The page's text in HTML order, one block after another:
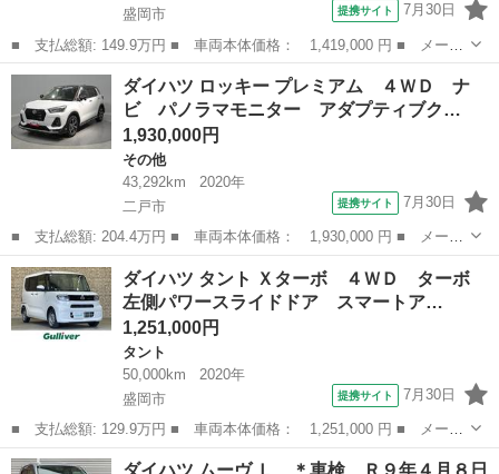
盛岡市
提携サイト 7月30日
■ 支払総額: 149.9万円 ■ 車両本体価格： 1,419,000 円 ■ メーカ
ー名： ダイハツ ■ 車種名： タフト ■ グレード名： Ｇ ガラ
スルーフ ４ＷＤ 衝突軽減 禁煙車 ナビ バックカメラ ＥＴ
Ｃ Ｂｌｕ...
岩手 盛岡市 ダイハツ
ダイハツ ロッキー プレミアム ４ＷＤ ナ
ビ パノラマモニター アダプティブク…
1,930,000円
その他
43,292km
2020年
二戸市
提携サイト 7月30日
■ 支払総額: 204.4万円 ■ 車両本体価格： 1,930,000 円 ■ メーカ
ー名： ダイハツ ■ 車種名： ロッキー ■ グレード名： プレミ
アム ４ＷＤ ナビ パノラマモニター アダプティブクルーズコン
トロール...
岩手 二戸市 その他
ダイハツ タント Ｘターボ ４ＷＤ ターボ
左側パワースライドドア スマートア…
1,251,000円
タント
50,000km
2020年
盛岡市
提携サイト 7月30日
■ 支払総額: 129.9万円 ■ 車両本体価格： 1,251,000 円 ■ メーカ
ー名： ダイハツ ■ 車種名： タント ■ グレード名： Ｘター
岩手 盛岡市 タント